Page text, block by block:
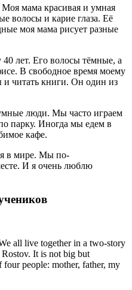
мама красивая и умная
волосы и карие глаза. Её
моя мама рисует разные
лет. Его волосы тёмные, а
В свободное время моему
и читать книги. Он один из
люди. Мы часто играем
парку. Иногда мы едем в
кафе.
в мире. Мы по-
И я очень люблю
all live together in a two-story
It is not big but
people: mother, father, my